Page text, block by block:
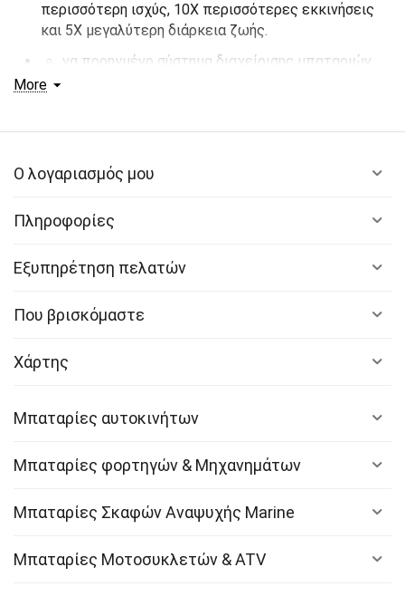
περισσότερη ισχύς, 10X περισσότερες εκκινήσεις
και 5X μεγαλύτερη διάρκεια ζωής.
να προηγμένο σύστημα διαχείρισης μπαταριών
Απελευθερώστε τη δύναμη του λιθίου και
Χρησιμοποιώντας την πιο προηγμένη τεχνολογία
ταχείας φόρτισης, παρέχει αρκετή ισχύ
Μια διαμόρφωση πολλαπλών τερματικών που
επάνω και γυναικεία. Επιπλέον, οι αρθρωτοί
ένα αφαιρούμενο μπλοκ τοποθέτησης για να
Συμβατό σύστημα με τις περισσότερες μάρκες,
Ducati, Harley-Davidson, Indian, Triumph, KTM, Argo,
Cat, BRP, Waverunner, Polaris, Vespa, and more.
More
Ο λογαριασμός μου
Πληροφορίες
Εξυπηρέτηση πελατών
Που βρισκόμαστε
Χάρτης
Μπαταρίες αυτοκινήτων
Μπαταρίες φορτηγών & Μηχανημάτων
Μπαταρίες Σκαφών Αναψυχής Marine
Μπαταρίες Μοτοσυκλετών & ATV